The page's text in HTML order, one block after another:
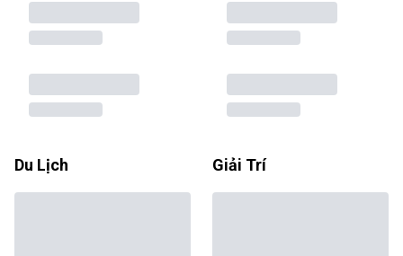
Du Lịch Giải Trí